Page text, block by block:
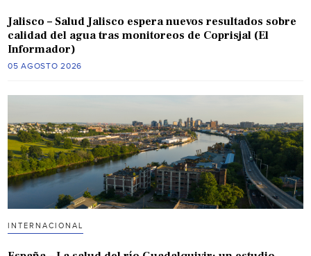
Jalisco – Salud Jalisco espera nuevos resultados sobre
calidad del agua tras monitoreos de Coprisjal (El
Informador)
05 AGOSTO 2026
INTERNACIONAL